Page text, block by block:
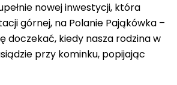
nowej inwestycji, która
górnej, na Polanie Pająkówka –
doczekać, kiedy nasza rodzina w
przy kominku, popijając